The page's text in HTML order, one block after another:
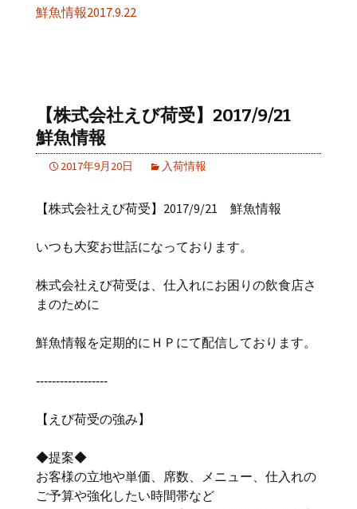
鮮魚情報2017.9.22
【株式会社えび荷受】2017/9/21
鮮魚情報
2017年9月20日 入荷情報
【株式会社えび荷受】2017/9/21 鮮魚情報
いつも大変お世話になっております。
株式会社えび荷受は、仕入れにお困りの飲食店さ
まのために
鮮魚情報を定期的にＨＰにて配信しております。
‐‐‐‐‐‐‐‐‐‐‐‐‐‐‐‐‐‐
【えび荷受の強み】
◆提案◆
お客様の立地や単価、席数、メニュー、仕入れの
ご予算や強化したい時間帯など